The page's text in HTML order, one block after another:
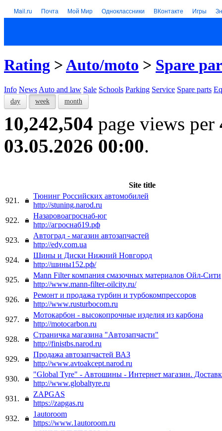
Mail.ru Почта Мой Мир Одноклассники ВКонтакте Игры
Rating >Auto/moto > Spare
Info News Auto and law Sale Schools Parking Service Spare parts
day week month
10,242,504 page views per
03.05.2026 00:00.
Site title
921.
Тюнинг Российских автомобилей
http://stuning.narod.ru
922.
Назаровоагроснаб-юг
http://агроснаб19.рф
923.
Автоград - магазин автозапчастей
http://edy.com.ua
924.
Шины и Диски Нижний Новгород
http://шины152.рф/
925.
Mann Filter компания смазочных материалов Ойл-Сити
http://www.mann-filter-oilcity.ru/
926.
Ремонт и продажа турбин и турбокомпрессоров
http://www.rusturbocom.ru
927.
Мотокарбон - высокопрочные изделия из карбона
http://motocarbon.ru
928.
Страничка магазина "Автозапчасти"
http://finistbs.narod.ru
929.
Продажа автозапчастей ВАЗ
http://www.avtoakcept.narod.ru
930.
"Global Tyre" - Автошины - Интернет магазин.
http://www.globaltyre.ru
931.
ZAPGAS
https://zapgas.ru
932.
1autoroom
https://www.1autoroom.ru